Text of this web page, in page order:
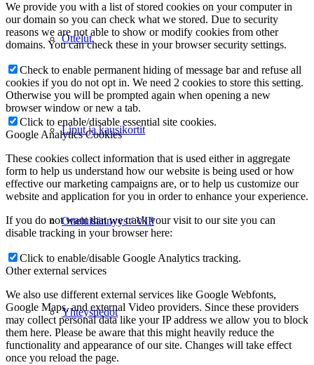
Ottelut
Liput ja kausikortit
Otteluisännyys / VIP
Yhteystiedot
We provide you with a list of stored cookies on your computer in
our domain so you can check what we stored. Due to security
reasons we are not able to show or modify cookies from other
domains. You can check these in your browser security settings.
Check to enable permanent hiding of message bar and refuse all
cookies if you do not opt in. We need 2 cookies to store this setting.
Otherwise you will be prompted again when opening a new
browser window or new a tab.
Click to enable/disable essential site cookies.
Google Analytics Cookies
These cookies collect information that is used either in aggregate
form to help us understand how our website is being used or how
effective our marketing campaigns are, or to help us customize our
website and application for you in order to enhance your experience.
If you do not want that we track your visit to our site you can
disable tracking in your browser here:
Click to enable/disable Google Analytics tracking.
Other external services
We also use different external services like Google Webfonts,
Google Maps, and external Video providers. Since these providers
may collect personal data like your IP address we allow you to block
them here. Please be aware that this might heavily reduce the
functionality and appearance of our site. Changes will take effect
once you reload the page.